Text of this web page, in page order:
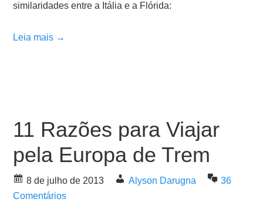
similaridades entre a Itália e a Flórida:
Leia mais →
11 Razões para Viajar
pela Europa de Trem
8 de julho de 2013 Alyson Darugna
36
Comentários